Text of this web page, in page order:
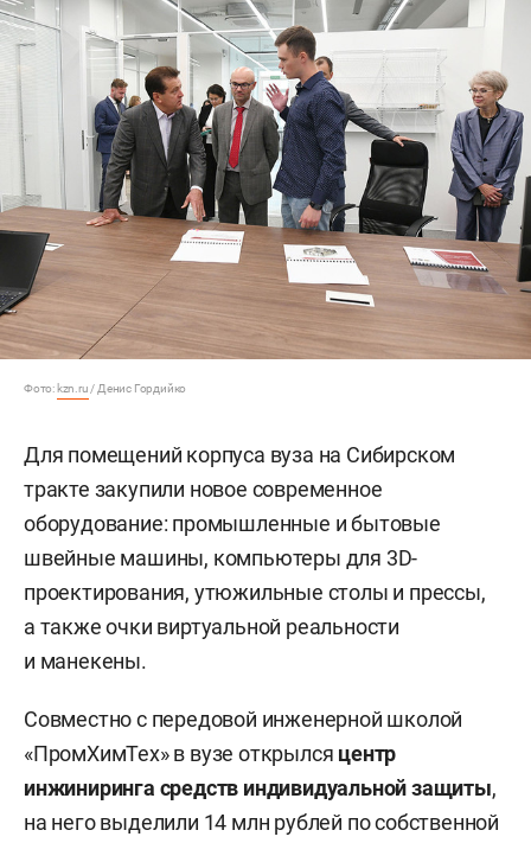
Фото: kzn.ru/ Денис Гордийко
Для помещений корпуса вуза на Сибирском
тракте закупили новое современное
оборудование: промышленные и бытовые
швейные машины, компьютеры для 3D-
проектирования, утюжильные столы и прессы,
а также очки виртуальной реальности
и манекены.
Совместно с передовой инженерной школой
«ПромХимТех» в вузе открылся центр
инжиниринга средств индивидуальной защиты,
на него выделили 14 млн рублей по собственной